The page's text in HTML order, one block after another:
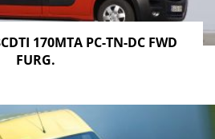
170MTA PC-TN-DC FWD
FURG.